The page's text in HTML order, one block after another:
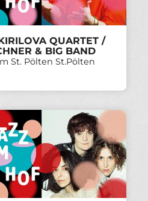
QUARTET /
& BIG BAND
St. Pölten St.Pölten